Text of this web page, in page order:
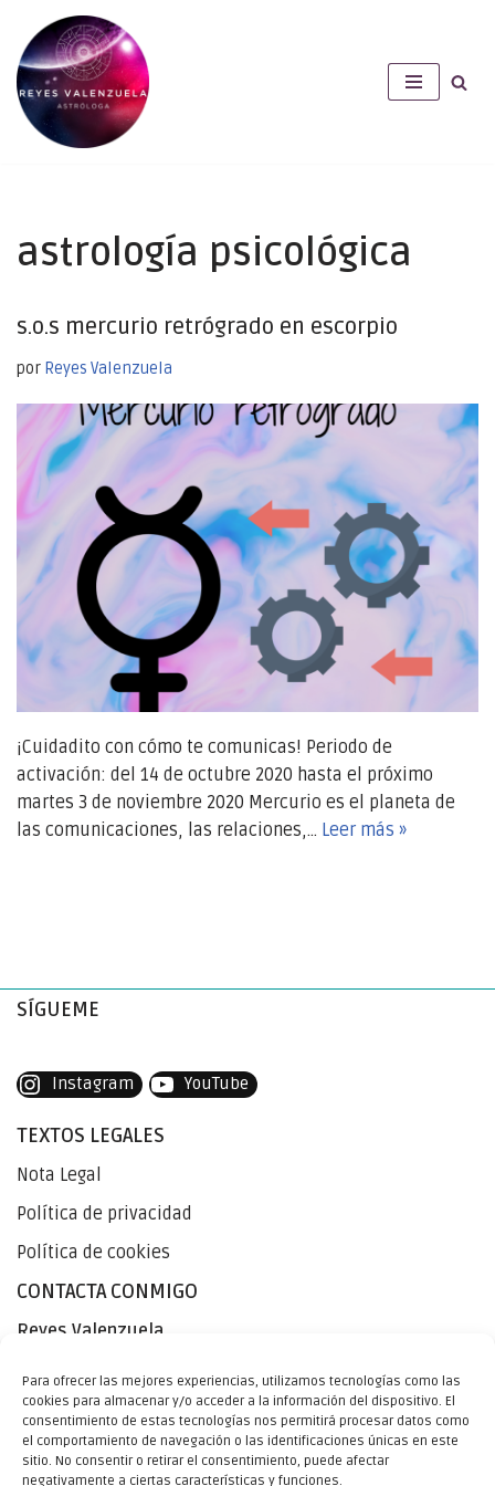
Para ofrecer las mejores experiencias, utilizamos tecnologías como las
cookies para almacenar y/o acceder a la información del dispositivo. El
consentimiento de estas tecnologías nos permitirá procesar datos como
el comportamiento de navegación o las identificaciones únicas en este
sitio. No consentir o retirar el consentimiento, puede afectar
negativamente a ciertas características y funciones.
Saltar
al
contenido
astrología psicológica
s.o.s mercurio retrógrado en escorpio
por Reyes Valenzuela
¡Cuidadito con cómo te comunicas! Periodo de
activación: del 14 de octubre 2020 hasta el próximo
martes 3 de noviembre 2020 Mercurio es el planeta de
las comunicaciones, las relaciones,… Leer más »
SÍGUEME
Instagram YouTube
TEXTOS LEGALES
Nota Legal
Política de privacidad
Política de cookies
CONTACTA CONMIGO
Reyes Valenzuela
sinastrías. Maestra de ceremonias.
Tel: (+34) 627 51 90 14
Mail: reyes@elartedebrillar.com
Web: www.elartedebrillar.com